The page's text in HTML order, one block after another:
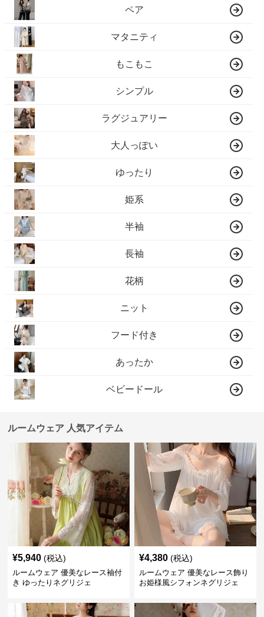
ペア
マタニティ
もこもこ
シンプル
ラグジュアリー
大人っぽい
ゆったり
姫系
半袖
長袖
花柄
ニット
フード付き
あったか
ベビードール
ルームウェア 人気アイテム
¥5,940 (税込)
ルームウェア 優美なレース袖付
き ゆったりネグリジェ
¥4,380 (税込)
ルームウェア 優美なレース飾り
お姫様風シフォンネグリジェ